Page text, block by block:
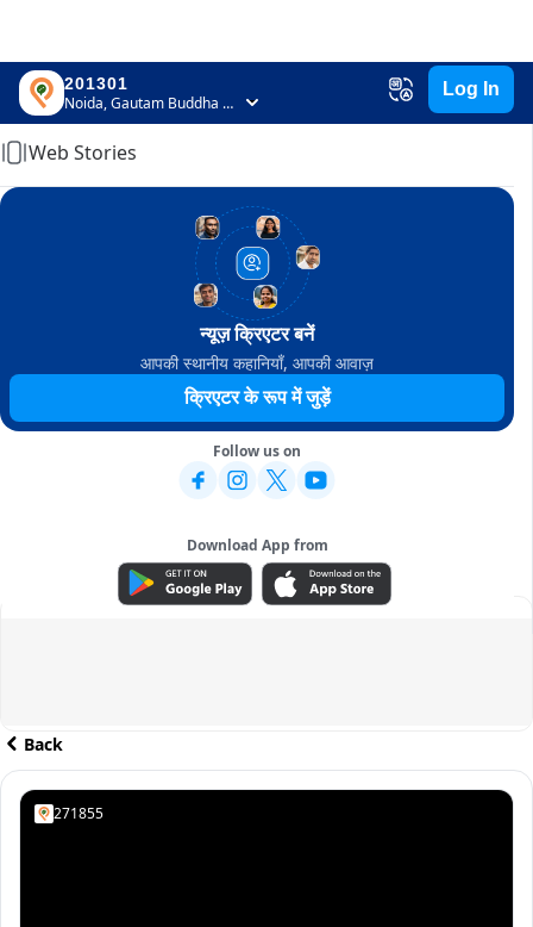
201301
Noida, Gautam Buddha Nagar, Uttar Pradesh
Log In
Home
Web Stories
न्यूज़ क्रिएटर बनें
आपकी स्थानीय कहानियाँ, आपकी आवाज़
क्रिएटर के रूप में जुड़ें
Follow us on
Download App from
ADVERTISEMENT
Back
271855